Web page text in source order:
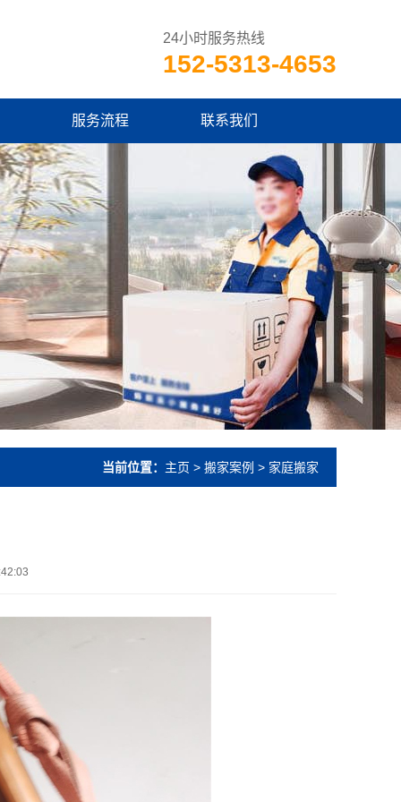
24小时服务热线
152-5313-4653
服务流程 联系我们
当前位置： 主页 > 搬家案例 > 家庭搬家